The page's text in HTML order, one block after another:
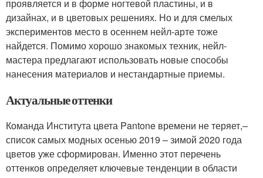
проявляется и в форме ногтевой пластины, и в
дизайнах, и в цветовых решениях. Но и для смелых
экспериментов место в осеннем нейл-арте тоже
найдется. Помимо хорошо знакомых техник, нейл-
мастера предлагают использовать новые способы
нанесения материалов и нестандартные приемы.
Актуальные оттенки
Команда Института цвета Pantone времени не теряет,–
список самых модных осенью 2019 – зимой 2020 года
цветов уже сформирован. Именно этот перечень
оттенков определяет ключевые тенденции в области